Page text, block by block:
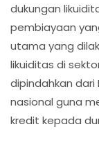
dukungan
pembiayaan
utama yang
likuiditas di
dipindahkan dari
nasional guna
kredit kepada